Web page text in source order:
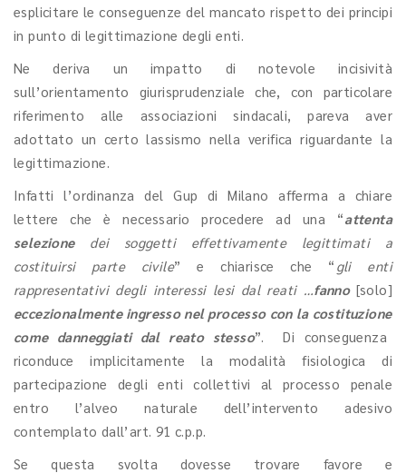
esplicitare le conseguenze del mancato rispetto dei principi
in punto di legittimazione degli enti.
Ne deriva un impatto di notevole incisività
sull’orientamento giurisprudenziale che, con particolare
riferimento alle associazioni sindacali, pareva aver
adottato un certo lassismo nella verifica riguardante la
legittimazione.
Infatti l’ordinanza del Gup di Milano afferma a chiare
lettere che è necessario procedere ad una “attenta
selezionedei soggetti effettivamente legittimati a
costituirsi parte civile” e chiarisce che “ gli enti
rappresentativi degli interessi lesi dal reati …fanno [solo]
eccezionalmente ingresso nel processo con la costituzione
come danneggiati dal reato stesso”. Di conseguenza
riconduce implicitamente la modalità fisiologica di
partecipazione degli enti collettivi al processo penale
entro l’alveo naturale dell’intervento adesivo
contemplato dall’art. 91 c.p.p.
Se questa svolta dovesse trovare favore e